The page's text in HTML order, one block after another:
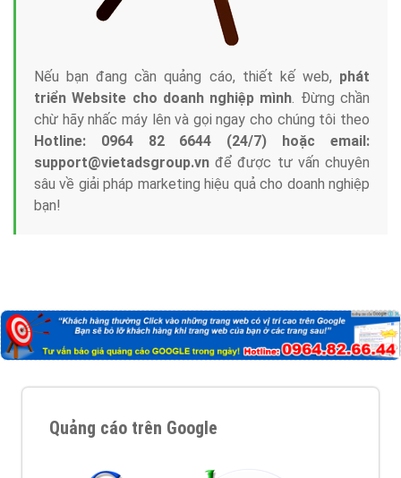
Nếu bạn đang cần quảng cáo, thiết kế web, phát
triển Website cho doanh nghiệp mình. Đừng chần
chừ hãy nhấc máy lên và gọi ngay cho chúng tôi theo
Hotline: 0964 82 6644 (24/7) hoặc email:
support@vietadsgroup.vn để được tư vấn chuyên
sâu về giải pháp marketing hiệu quả cho doanh nghiệp
bạn!
Quảng cáo trên Google